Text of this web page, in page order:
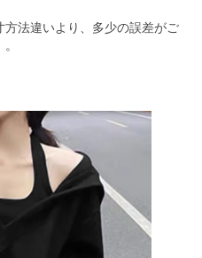
法違いより、多少の誤差がご